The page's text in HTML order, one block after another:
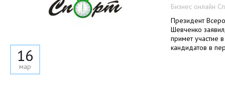
16
мар
Бизнес онлайн
Президент
Шевченко
примет участие
кандидатов в